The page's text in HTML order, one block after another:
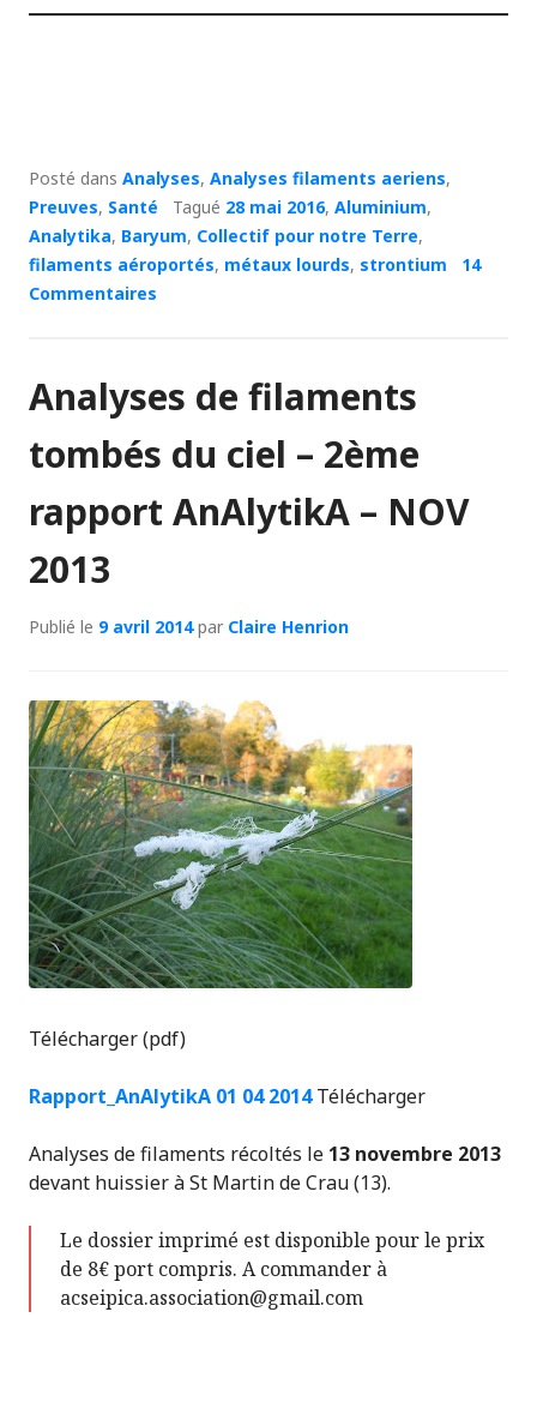
Posté dans Analyses, Analyses filaments aeriens,
Preuves, Santé Tagué 28 mai 2016, Aluminium,
Analytika, Baryum, Collectif pour notre Terre,
filaments aéroportés, métaux lourds, strontium
14
Commentaires
Analyses de filaments
tombés du ciel – 2ème
rapport AnAlytikA – NOV
2013
Publié le 9 avril 2014par Claire Henrion
Télécharger (pdf)
Rapport_AnAlytikA 01 04 2014Télécharger
Analyses de filaments récoltés le 13 novembre 2013
devant huissier à St Martin de Crau (13).
Le dossier imprimé est disponible pour le prix
de 8€ port compris. A commander à
acseipica.association@gmail.com